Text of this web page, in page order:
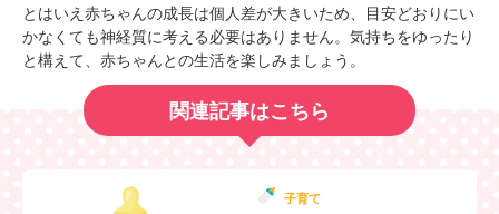
とはいえ赤ちゃんの成長は個人差が大きいため、目安どおりにい
かなくても神経質に考える必要はありません。気持ちをゆったり
と構えて、赤ちゃんとの生活を楽しみましょう。
関連記事はこちら
子育て